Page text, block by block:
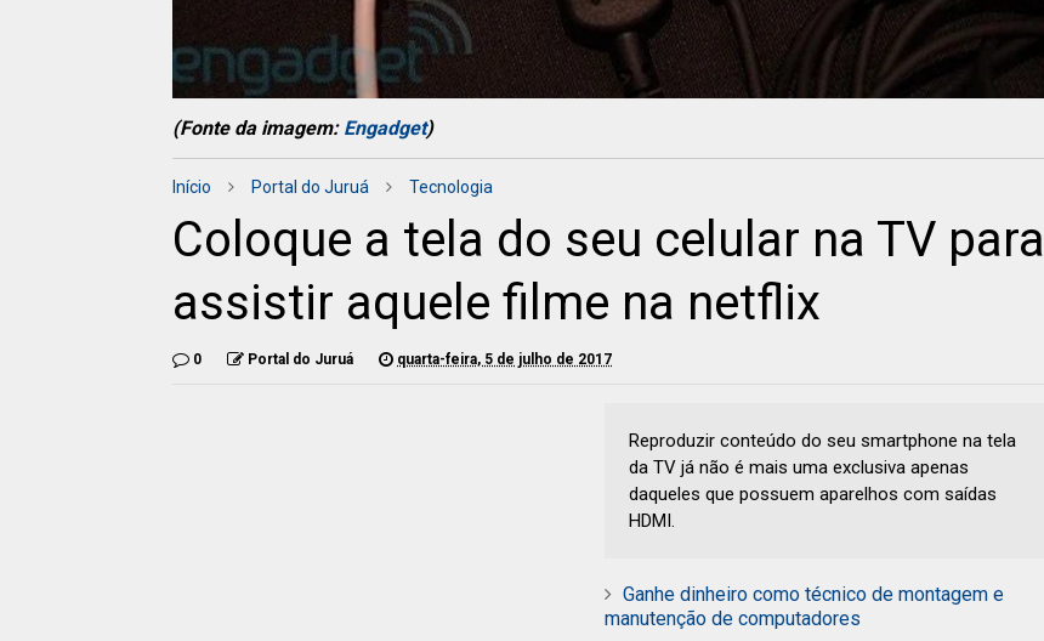
(Fonte da imagem: Engadget)
Início Portal do Juruá Tecnologia
Coloque a tela do seu celular na TV para
assistir aquele filme na netflix
0 Portal do Juruá quarta-feira, 5 de julho de 2017
Reproduzir conteúdo do seu smartphone na tela
da TV já não é mais uma exclusiva apenas
daqueles que possuem aparelhos com saídas
HDMI.
Ganhe dinheiro como técnico de montagem e
manutenção de computadores